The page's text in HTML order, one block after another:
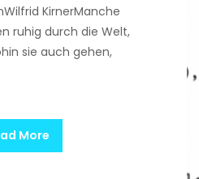
KirnerManche
ruhig durch die Welt,
sie auch gehen,
More